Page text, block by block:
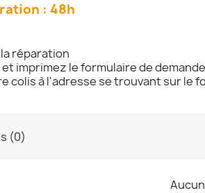
: 48h
réparation
imprimez le formulaire de
colis à l'adresse se trouvant sur le
(0)